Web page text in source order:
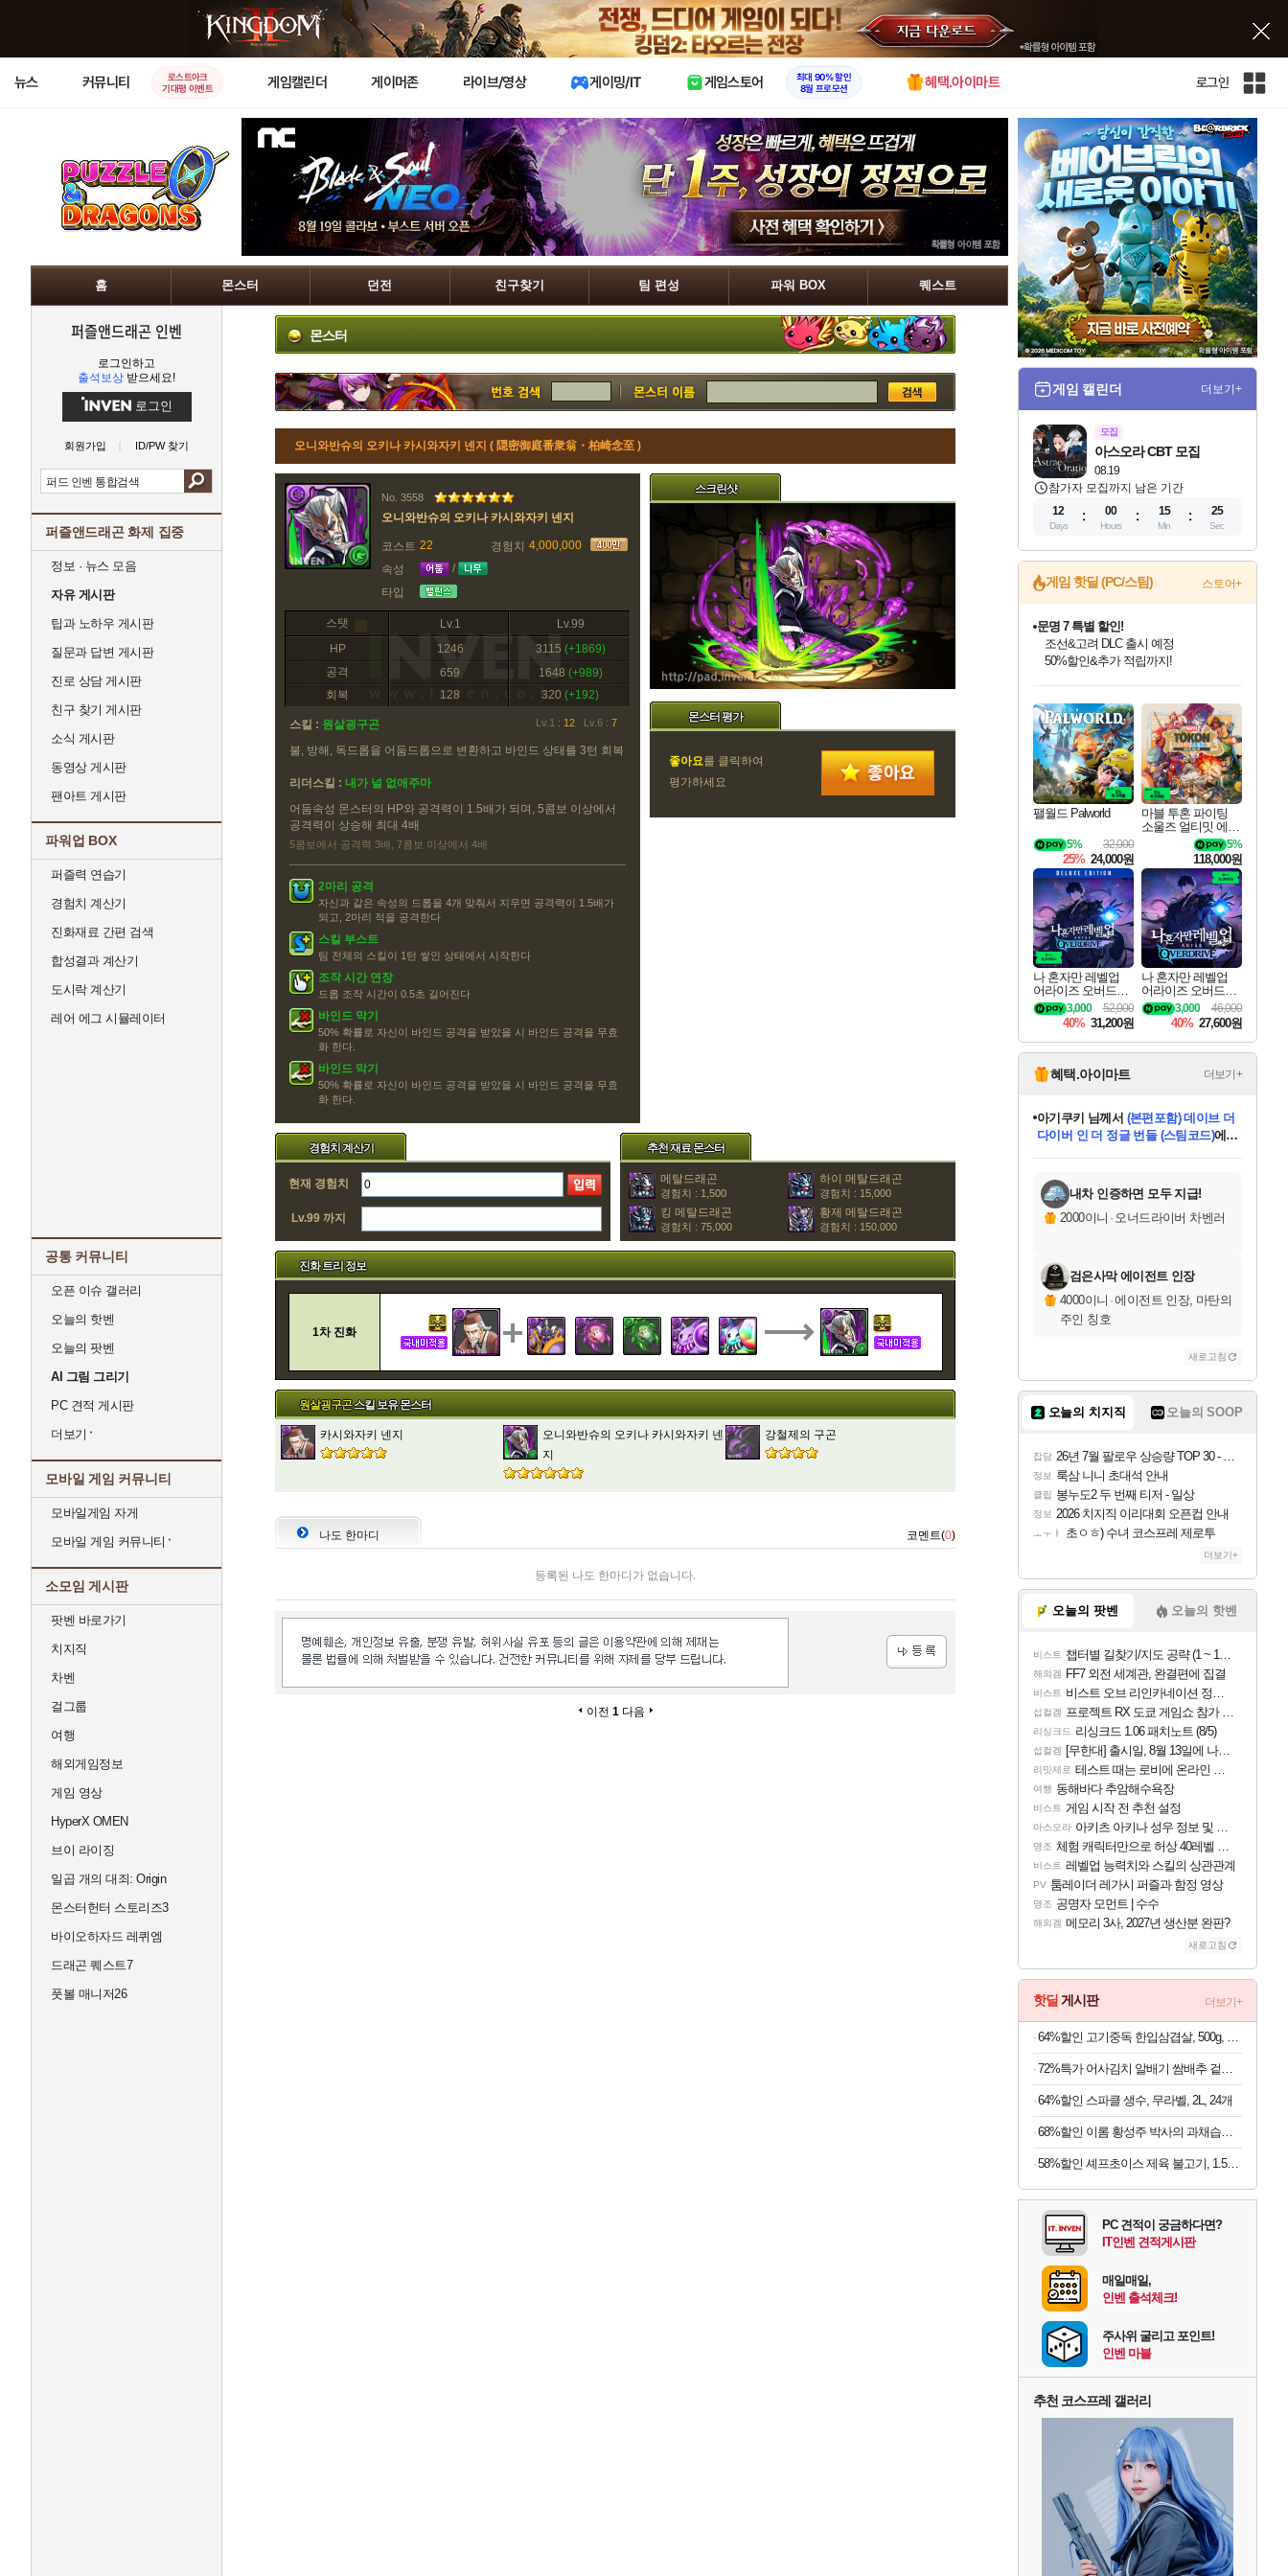
X
뉴스 커뮤니티
로스트아크
기대평 이벤트
게임캘린더 게이머존 라이브/영상 게이밍/IT 게임스토어
최대 90% 할인
8월 프로모션
혜택.아이마트 로그인
인
사
이
트
맵
홈 몬스터 던전 친구찾기 팀 편성 파워 BOX 퀘스트
퍼즐앤드래곤 인벤
로그인하고
출석보상 받으세요!
로그인
회원가입 ID/PW 찾기
퍼즐앤드래곤 화제 집중
정보 · 뉴스 모음
자유 게시판
팁과 노하우 게시판
질문과 답변 게시판
진로 상담 게시판
친구 찾기 게시판
소식 게시판
동영상 게시판
팬아트 게시판
파워업 BOX
퍼즐력 연습기
경험치 계산기
진화재료 간편 검색
합성결과 계산기
도시락 계산기
레어 에그 시뮬레이터
공통 커뮤니티
오픈 이슈 갤러리
오늘의 핫벤
오늘의 팟벤
AI 그림 그리기
PC 견적 게시판
더보기
모바일 게임 커뮤니티
모바일게임 자게
모바일 게임 커뮤니티
소모임 게시판
팟벤 바로가기
치지직
차벤
걸그룹
여행
해외게임정보
게임 영상
HyperX OMEN
브이 라이징
일곱 개의 대죄: Origin
몬스터헌터 스토리즈3
바이오하자드 레퀴엠
드래곤 퀘스트7
풋볼 매니저26
몬스터
오니와반슈의 오키나 카시와자키 넨지 ( 隠密御庭番衆翁・柏崎念至 )
No. 3558
오니와반슈의 오키나 카시와자키 넨지
코스트 22 경험치 4,000,000
속성
/
타입
스탯 Lv.1
Lv.99
HP
1246 3115 (+1869)
공격
659 1648 (+989)
회복
128 320 (+192)
스킬 : 원살굉구곤 Lv.1 : 12 Lv.6 : 7
불, 방해, 독드롭을 어둠드롭으로 변환하고 바인드 상태를 3턴 회복
리더스킬 : 내가 널 없애주마
어둠속성 몬스터의 HP와 공격력이 1.5배가 되며, 5콤보 이상에서
공격력이 상승해 최대 4배
5콤보에서 공격력 3배, 7콤보 이상에서 4배
2마리 공격
자신과 같은 속성의 드롭을 4개 맞춰서 지우면 공격력이 1.5배가
되고, 2마리 적을 공격한다
스킬 부스트
팀 전체의 스킬이 1턴 쌓인 상태에서 시작한다
조작 시간 연장
드롭 조작 시간이 0.5초 길어진다
바인드 막기
50% 확률로 자신이 바인드 공격을 받았을 시 바인드 공격을 무효
화 한다.
바인드 막기
50% 확률로 자신이 바인드 공격을 받았을 시 바인드 공격을 무효
화 한다.
스크린샷
몬스터 평가
좋아요를 클릭하여
평가하세요
경험치 계산기
현재 경험치
Lv.99 까지
추천 재료 몬스터
메탈드래곤
경험치 : 1,500
하이 메탈드래곤
경험치 : 15,000
킹 메탈드래곤
경험치 : 75,000
황제 메탈드래곤
경험치 : 150,000
진화 트리 정보
1차 진화
원살굉구곤스킬 보유 몬스터
카시와자키 넨지
오니와반슈의 오키나 카시와자키 넨
지
강철제의 구곤
나도 한마디 코멘트(0)
등록된 나도 한마디가 없습니다.
이전 1 다음
게임 캘린더 더보기+
모집
08.19
아스오라 CBT 모집
참가자 모집까지 남은 기간
12
Days
00
Hours
15
Min
24
Sec
게임 핫딜 (PC/스팀) 스토어+
최대 90% 할인가를 만나보세요!
네이버혜택과 함께 만나보세요!
문명 7 특별 할인!
조선&고려 DLC 출시 예정
50%할인&추가 적립까지!
이니&베니 혜택까지!
네이버 혜택가와 함께 예약하세요!
할인&네이버혜택으로 만나보세요!
네이버페이 혜택과 만나보세요!
40주년 프로모션으로 만나보세요!
네이버 포인트 혜택까지!
할인가에 만나보세요!
일부 에디션 상시 할인!
혜택으로 예약 판매 중
편안하게 충전하세요
팰월드 Palworld
32,000
5%
25% 24,000원
마블 투혼 파이팅
소울즈 얼티밋 에디
션 예약구매 MARV
EL Tokon Fighting S
ouls Ultimate Edition
Pre-Purchase
5%
118,000원
나 혼자만 레벨업
어라이즈 오버드라
이브 디럭스 에디션
Solo Leveling Arise
Overdrive Deluxe Edi
tion
52,000
3,000
40% 31,200원
나 혼자만 레벨업
어라이즈 오버드라
이브 Solo Leveling A
rise
46,000
3,000
40% 27,600원
혜택.아이마트 더보기+
당첨되셨습니다.
다이버 인 더 정글 번들 (스팀코드) 에
당첨되셨습니다.
eksxo님께서디스코 엘리시움 최종판
(스팀코드)
에 당첨되셨습니다.
당첨되셨습니다.
당첨되셨습니다.
에디션 (스팀코드)를 교환.
당첨되셨습니다.
당첨되셨습니다.
당첨되셨습니다.
당첨되셨습니다.
내차 인증하면 모두 지급!
2000이니 · 오너드라이버 차벤러
검은사막 에이전트 인장
4000이니 ·에이전트 인장, 마탄의
주인 칭호
새로고침
오늘의 치지직 오늘의 SOOP
잡담 26년 7월 팔로우 상승량 TOP 30 - 월간 치지직
정보 룩삼 니니 초대석 안내
클립 봉누도2 두 번째 티저 - 일상
정보 2026 치지직 이리대회 오픈컵 안내
ㅗㅜㅑ 초ㅇㅎ) 수녀 코스프레 제로투
더보기+
오늘의 팟벤 오늘의 핫벤
비스트 챕터별 길찾기/지도 공략 (1 ~ 12장)
해외겜 FF7 외전 세계관, 완결편에 집결
비스트 비스트 오브 리인카네이션 정보/공략글 모음
섭컬겜 프로젝트 RX 도쿄 게임쇼 참가 결정
리싱크드 리싱크드 1.06 패치노트 (8/5)
섭컬겜 [무한대] 출시일, 8월 13일에 나오나
리밋제로 테스트 때는 로비에 온라인 기능이 있는데
여행 동해바다 추암해수욕장
비스트 게임 시작 전 추천 설정
아스오라 아키츠 아키나 성우 정보 및 주요 필모
명조 체험 캐릭터만으로 허상 40레벨 하이와티아 5분 컷!｜에이메스·린네·모니에 명함
비스트 레벨업 능력치와 스킬의 상관관계
PV 툼레이더 레가시 퍼즐과 함정 영상
명조 공명자 모먼트 | 수수
해외겜 메모리 3사, 2027년 생산분 완판?
새로고침
핫딜 게시판 더보기+
64%할인 고기중독 한입삼겹살, 500g, 4개
72%특가 어사김치 알배기 쌈배추 겉절이, 2kg, 1개
64%할인 스파클 생수, 무라벨, 2L, 24개
68%할인 이롬 황성주 박사의 과채습관 퍼플, 190ml, 16개
58%할인 셰프초이스 제육 불고기, 1.5kg, 1개
PC 견적이 궁금하다면?
IT인벤 견적게시판
매일매일,
인벤 출석체크!
주사위 굴리고 포인트!
인벤 마블
추천 코스프레 갤러리